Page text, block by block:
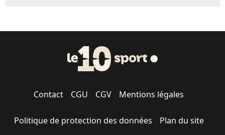
Contact CGU CGV Mentions légales
Politique de protection des données Plan du site